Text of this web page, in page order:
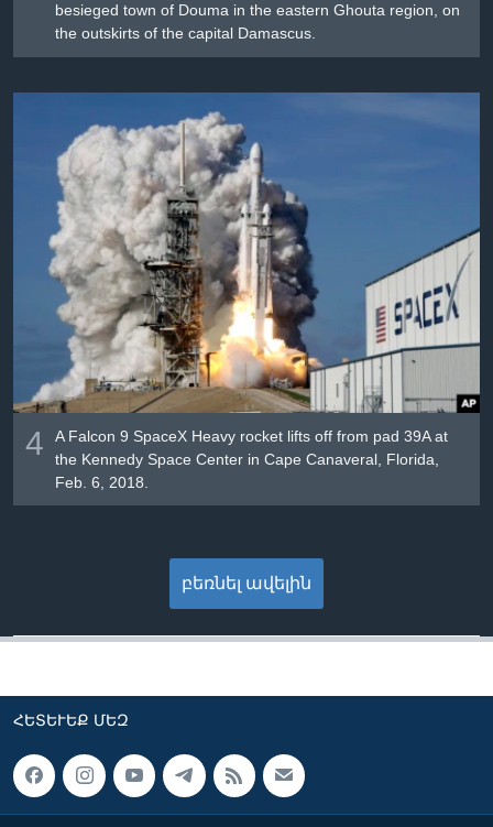
besieged town of Douma in the eastern Ghouta region, on
the outskirts of the capital Damascus.
4
A Falcon 9 SpaceX Heavy rocket lifts off from pad 39A at
the Kennedy Space Center in Cape Canaveral, Florida,
Feb. 6, 2018.
բեռնել ավելին
ՀԵՏԵՒԵՔ ՄԵԶ